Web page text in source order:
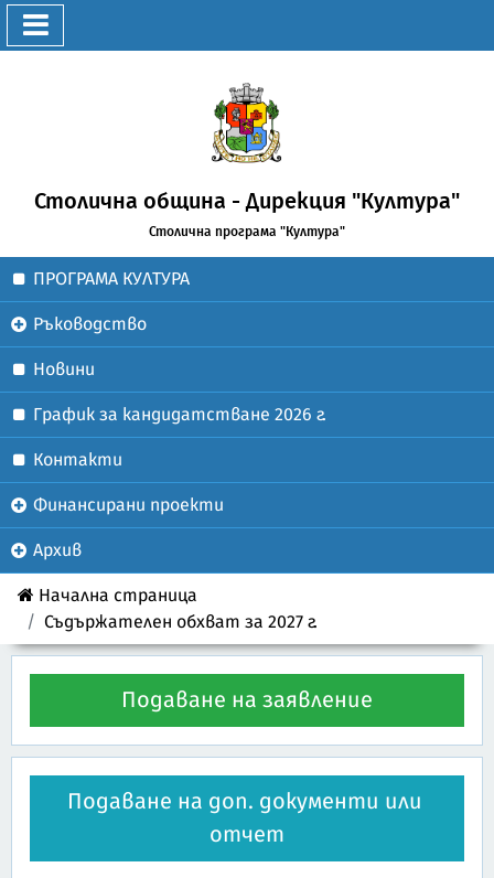
Столична община - Дирекция "Култура"
Столична програма "Култура"
ПРОГРАМА КУЛТУРА
Ръководство
Новини
График за кандидатстване 2026 г.
Контакти
Финансирани проекти
Архив
Начална страница
Съдържателен обхват за 2027 г.
Подаване на заявление
Подаване на доп. документи или
отчет